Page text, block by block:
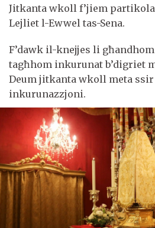
Jitkanta wkoll f’jiem
Lejliet l-Ewwel tas-Sena.
F’dawk il-knejjes li
tagħhom inkurunat b’digriet
Deum jitkanta wkoll meta
inkurunazzjoni.